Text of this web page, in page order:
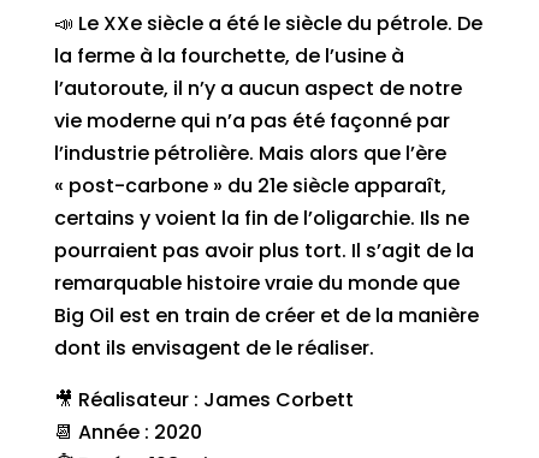
📣 Le XXe siècle a été le siècle du pétrole. De
la ferme à la fourchette, de l’usine à
l’autoroute, il n’y a aucun aspect de notre
vie moderne qui n’a pas été façonné par
l’industrie pétrolière. Mais alors que l’ère
« post-carbone » du 21e siècle apparaît,
certains y voient la fin de l’oligarchie. Ils ne
pourraient pas avoir plus tort. Il s’agit de la
remarquable histoire vraie du monde que
Big Oil est en train de créer et de la manière
dont ils envisagent de le réaliser.
🎥 Réalisateur : James Corbett
📆 Année : 2020